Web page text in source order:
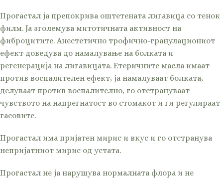
Прогастал ја препокрива оштетената лигавица со тенок
филм. Ја зголемува митотичната активност на
фиброцитите. Анестетично трофично-гранулациониот
ефект доведува до намалување на болката и
регенерација на лигавицата. Етеричните масла имаат
против воспалителен ефект, ја намалуваат болката,
делуваат против воспалително, го отстрануваат
чувството на напрегнатост во стомакот и ги регулираат
гасовите.
Прогастал има пријатен мирис и вкус и го отстранува
непријатниот мирис од устата.
Прогастал не ја нарушува нормалната флора и не